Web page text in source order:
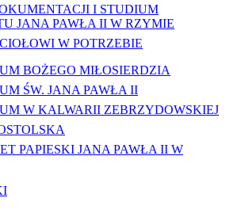
I STUDIUM
JANA PAWŁA II W RZYMIE
W POTRZEBIE
BOŻEGO MIŁOSIERDZIA
ŚW. JANA PAWŁA II
W KALWARII ZEBRZYDOWSKIEJ
PAPIESKI JANA PAWŁA II W